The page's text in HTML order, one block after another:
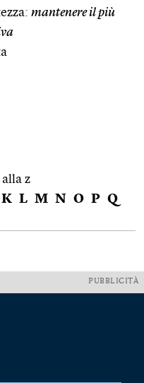
mantenere il più
z
K L M N O P Q
PUBBLICITÀ